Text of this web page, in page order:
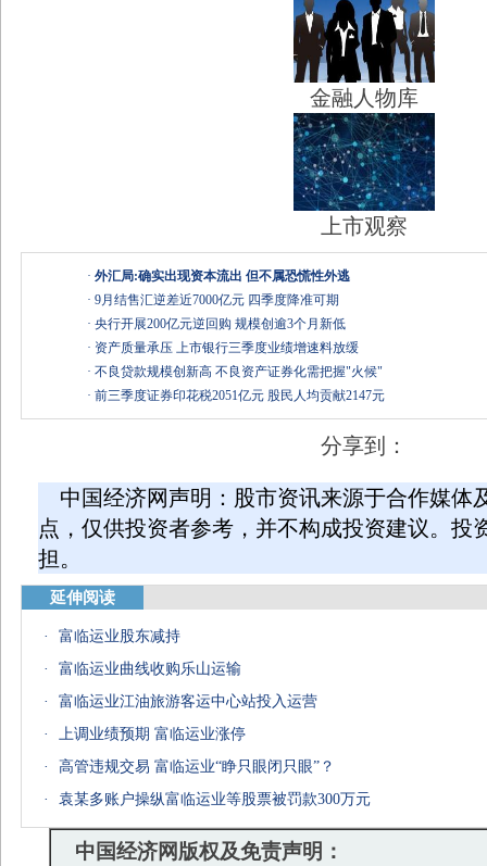
金融人物库
上市观察
· 外汇局:确实出现资本流出 但不属恐慌性外逃
· 9月结售汇逆差近7000亿元 四季度降准可期
· 央行开展200亿元逆回购 规模创逾3个月新低
· 资产质量承压 上市银行三季度业绩增速料放缓
· 不良贷款规模创新高 不良资产证券化需把握"火候"
· 前三季度证券印花税2051亿元 股民人均贡献2147元
分享到：
中国经济网声明：股市资讯来源于合作媒体
点，仅供投资者参考，并不构成投资建议。投
担。
延伸阅读
·
富临运业股东减持
·
富临运业曲线收购乐山运输
·
富临运业江油旅游客运中心站投入运营
·
上调业绩预期 富临运业涨停
·
高管违规交易 富临运业“睁只眼闭只眼”？
·
袁某多账户操纵富临运业等股票被罚款300万元
中国经济网版权及免责声明：